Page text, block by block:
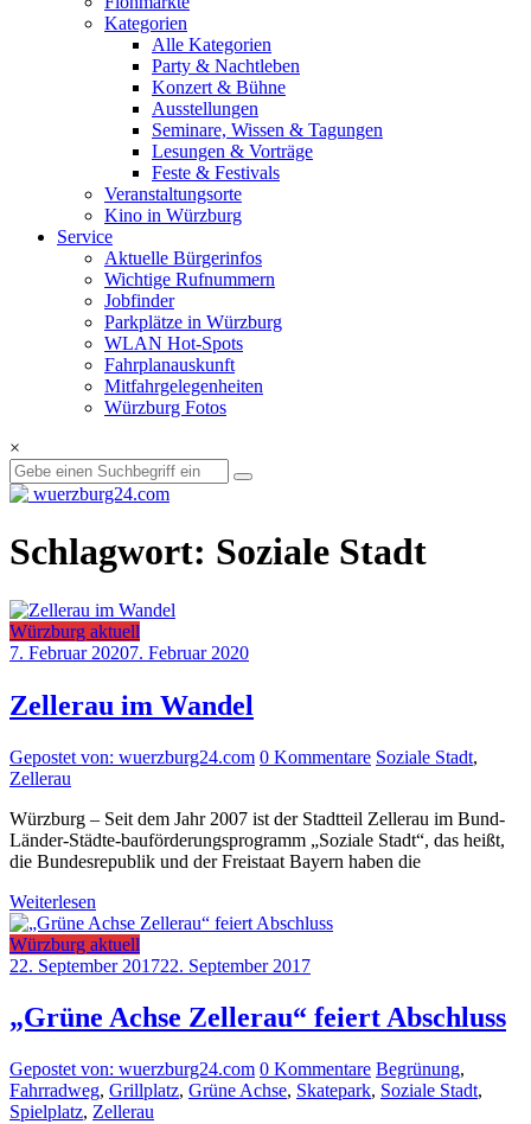
Kategorien
Alle Kategorien
Party & Nachtleben
Konzert & Bühne
Ausstellungen
Seminare, Wissen & Tagungen
Lesungen & Vorträge
Feste & Festivals
Veranstaltungsorte
Kino in Würzburg
Service
Aktuelle Bürgerinfos
Wichtige Rufnummern
Jobfinder
Parkplätze in Würzburg
WLAN Hot-Spots
Fahrplanauskunft
Mitfahrgelegenheiten
Würzburg Fotos
×
Schlagwort: Soziale Stadt
Würzburg aktuell
7. Februar 20207. Februar 2020
Zellerau im Wandel
Gepostet von: wuerzburg24.com 0 Kommentare Soziale Stadt,
Zellerau
Würzburg – Seit dem Jahr 2007 ist der Stadtteil Zellerau im Bund-
Länder-Städte-bauförderungsprogramm „Soziale Stadt“, das heißt,
die Bundesrepublik und der Freistaat Bayern haben die
Weiterlesen
Würzburg aktuell
22. September 201722. September 2017
„Grüne Achse Zellerau“ feiert Abschluss
Gepostet von: wuerzburg24.com 0 Kommentare Begrünung,
Fahrradweg, Grillplatz, Grüne Achse, Skatepark, Soziale Stadt,
Spielplatz, Zellerau